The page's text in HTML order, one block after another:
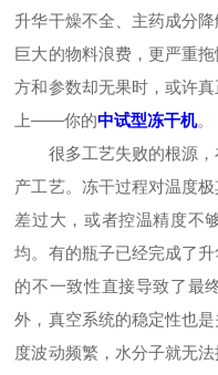
升华干燥不全、主药成分
巨大的物料浪费，更严重
方和参数却无果时，或许
上——你的中试型冻干机。
很多工艺失败的根源，
产工艺。冻干过程对温度
差过大，或者控温精度不
均。有的瓶子已经完成了
的不一致性直接导致了最
外，真空系统的稳定性也
度波动频繁，水分子就无